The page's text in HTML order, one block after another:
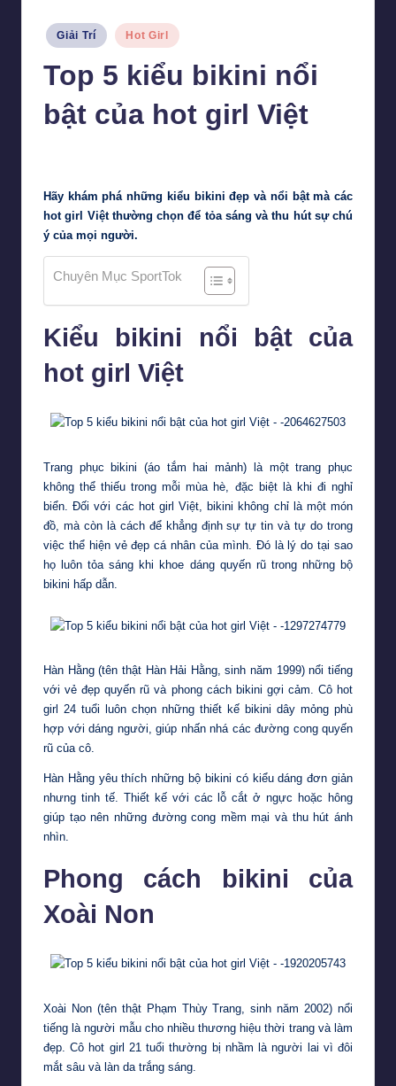
Posted
in
Giải Trí Hot Girl
Top 5 kiểu bikini nổi
bật của hot girl Việt
Hãy khám phá những kiểu bikini đẹp và nổi bật mà các
hot girl Việt thường chọn để tỏa sáng và thu hút sự chú
ý của mọi người.
Chuyên Mục SportTok
Kiểu bikini nổi bật của
hot girl Việt
Trang phục bikini (áo tắm hai mảnh) là một trang phục
không thể thiếu trong mỗi mùa hè, đặc biệt là khi đi nghỉ
biển. Đối với các hot girl Việt, bikini không chỉ là một món
đồ, mà còn là cách để khẳng định sự tự tin và tự do trong
việc thể hiện vẻ đẹp cá nhân của mình. Đó là lý do tại sao
họ luôn tỏa sáng khi khoe dáng quyến rũ trong những bộ
bikini hấp dẫn.
Hàn Hằng (tên thật Hàn Hải Hằng, sinh năm 1999) nổi tiếng
với vẻ đẹp quyến rũ và phong cách bikini gợi cảm. Cô hot
girl 24 tuổi luôn chọn những thiết kế bikini dây mỏng phù
hợp với dáng người, giúp nhấn nhá các đường cong quyến
rũ của cô.
Hàn Hằng yêu thích những bộ bikini có kiểu dáng đơn giản
nhưng tinh tế. Thiết kế với các lỗ cắt ở ngực hoặc hông
giúp tạo nên những đường cong mềm mại và thu hút ánh
nhìn.
Phong cách bikini của
Xoài Non
Xoài Non (tên thật Phạm Thùy Trang, sinh năm 2002) nổi
tiếng là người mẫu cho nhiều thương hiệu thời trang và làm
đẹp. Cô hot girl 21 tuổi thường bị nhầm là người lai vì đôi
mắt sâu và làn da trắng sáng.